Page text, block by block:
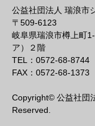
公益社団法人 瑞浪市
〒509-6123
岐阜県瑞浪市樽上町
ア）２階
TEL：0572-68-8744
FAX：0572-68-1373
Copyright© 公益社団
Reserved.